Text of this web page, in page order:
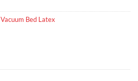
Vacuum Bed Latex